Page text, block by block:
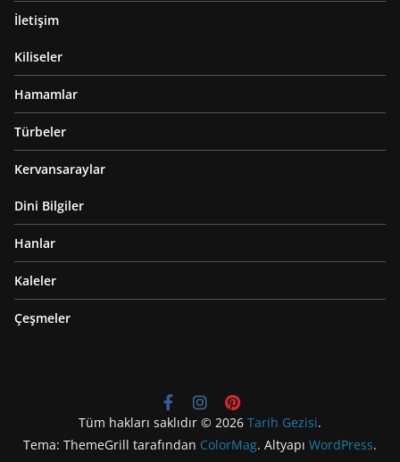
İletişim
Kiliseler
Hamamlar
Türbeler
Kervansaraylar
Dini Bilgiler
Hanlar
Kaleler
Çeşmeler
Tüm hakları saklıdır © 2026 Tarih Gezisi.
Tema: ThemeGrill tarafından ColorMag. Altyapı WordPress.